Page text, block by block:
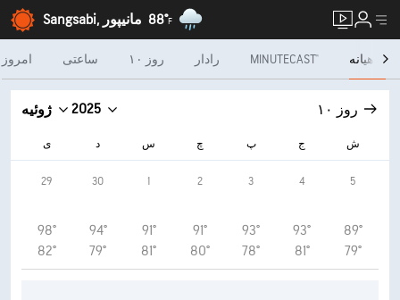
Sangsabi, مانیپور 88°F
امروز ساعتی ۱۰ روز رادار MINUTECAST® ماهیانه
ژوئیه 2025 ۱۰ روز
ی د س چ پ ج ش
29
98°
82°
30
94°
79°
1
91°
81°
2
91°
80°
3
93°
78°
4
93°
81°
5
89°
79°